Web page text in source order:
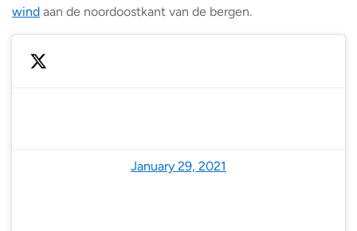
wind aan de noordoostkant van de bergen.
January 29, 2021